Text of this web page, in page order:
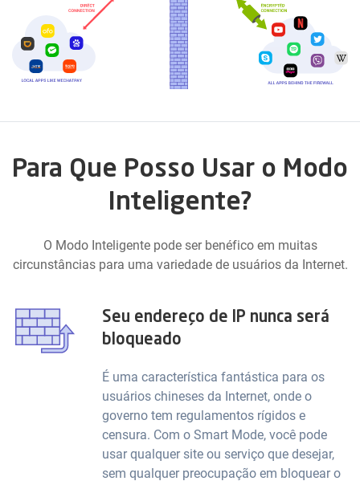
Para Que Posso Usar o Modo
Inteligente?
O Modo Inteligente pode ser benéfico em muitas
circunstâncias para uma variedade de usuários da Internet.
Seu endereço de IP nunca será
bloqueado
É uma característica fantástica para os
usuários chineses da Internet, onde o
governo tem regulamentos rígidos e
censura. Com o Smart Mode, você pode
usar qualquer site ou serviço que desejar,
sem qualquer preocupação em bloquear o